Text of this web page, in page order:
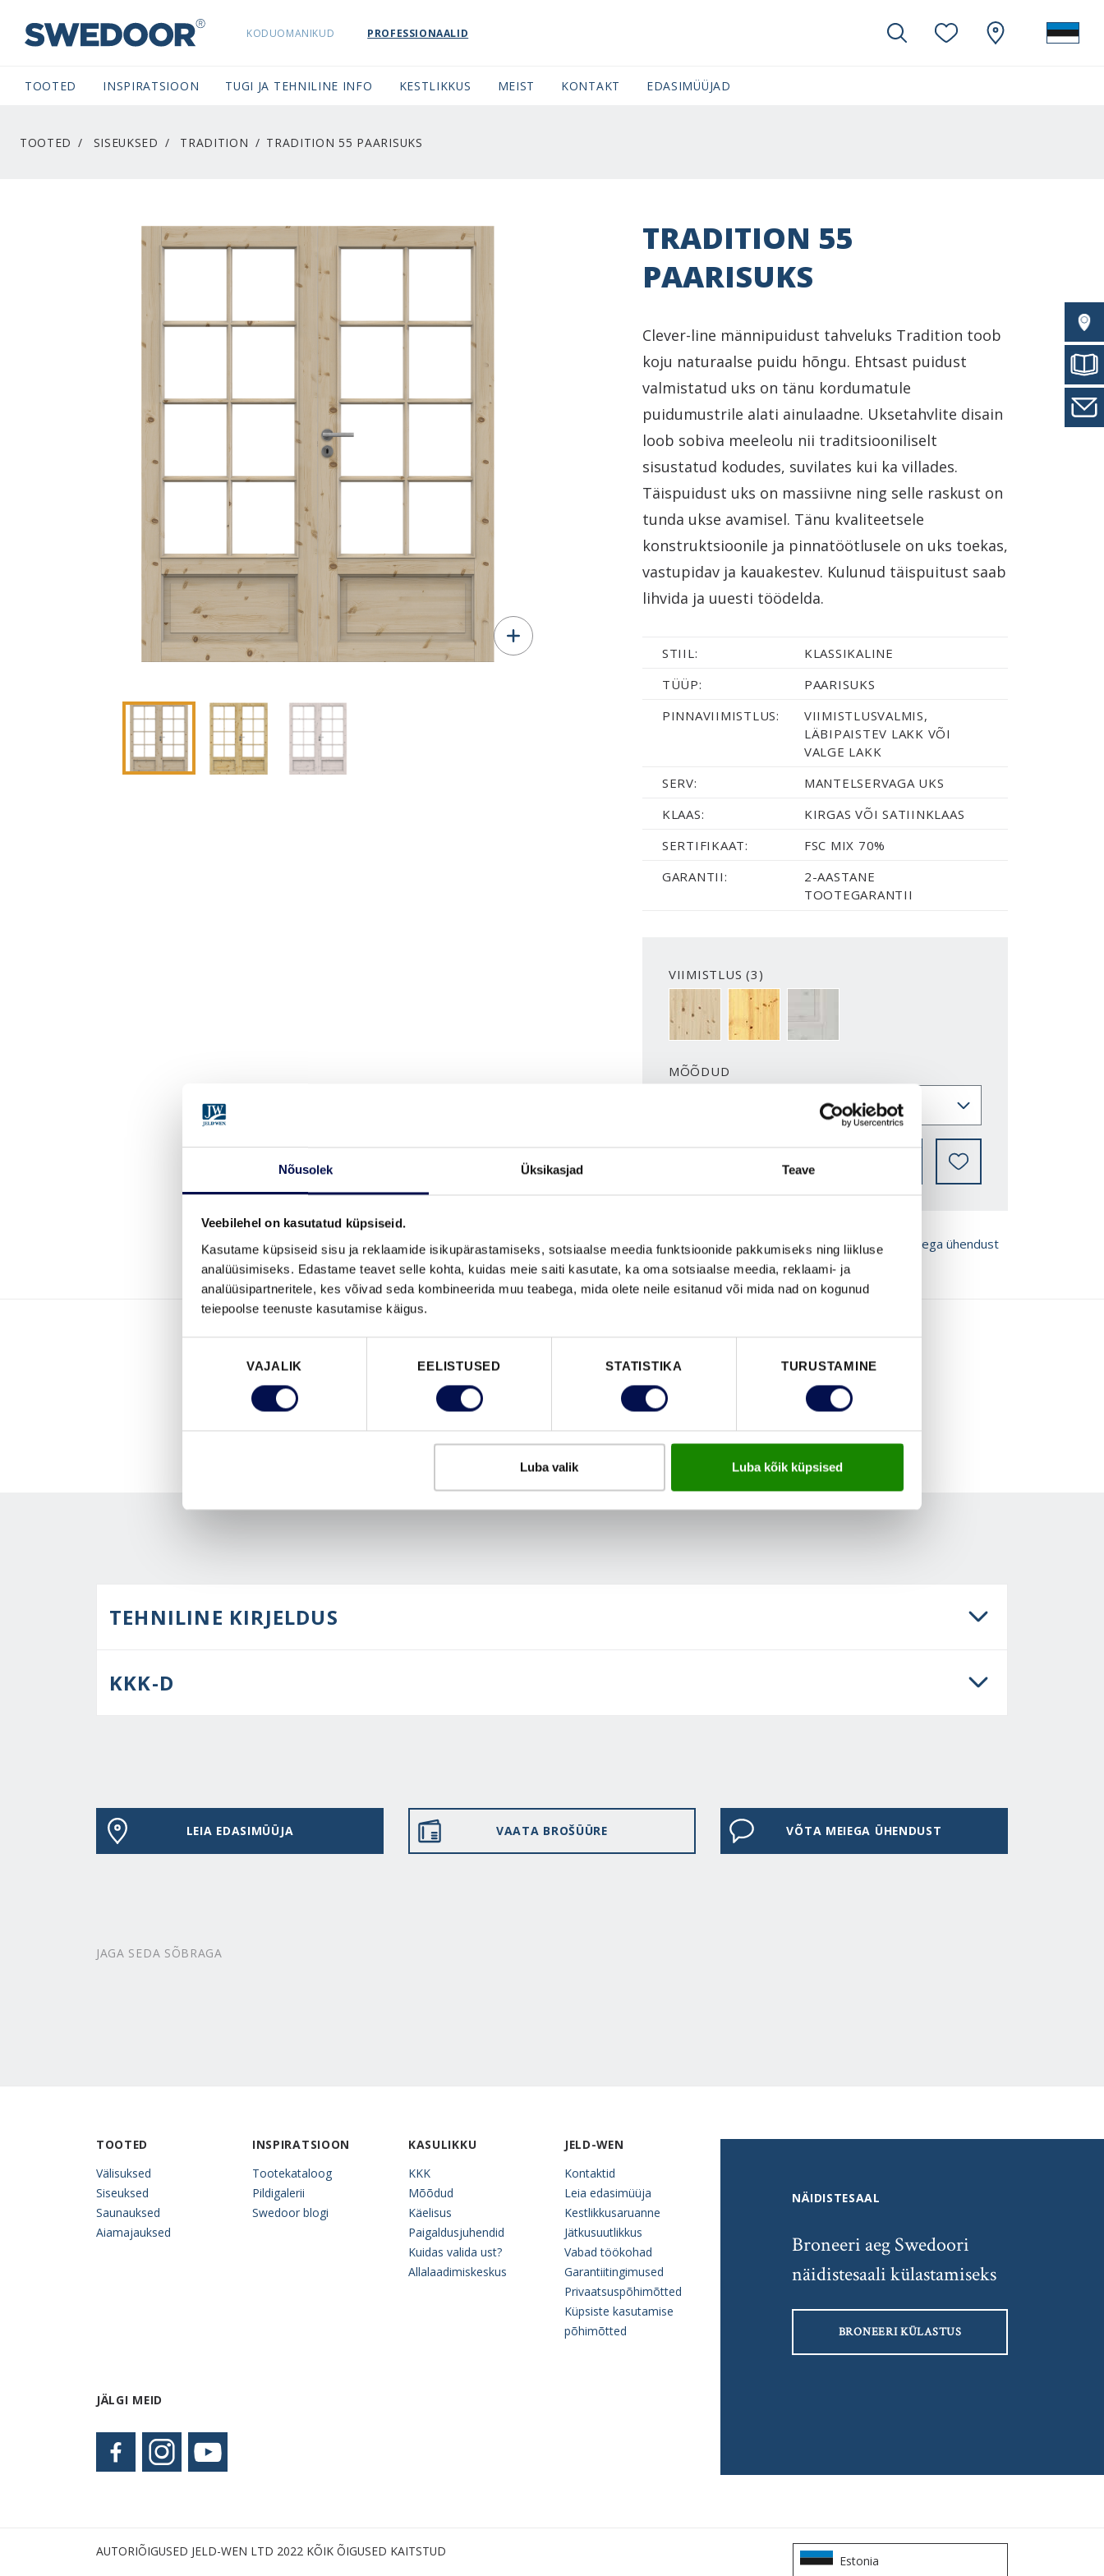
Nõusolek Üksikasjad Teave
Veebilehel on kasutatud küpsiseid.
Kasutame küpsiseid sisu ja reklaamide isikupärastamiseks, sotsiaalse meedia funktsioonide pakkumiseks ning liikluse
analüüsimiseks. Edastame teavet selle kohta, kuidas meie saiti kasutate, ka oma sotsiaalse meedia, reklaami- ja
analüüsipartneritele, kes võivad seda kombineerida muu teabega, mida olete neile esitanud või mida nad on kogunud
teiepoolse teenuste kasutamise käigus.
VAJALIK EELISTUSED STATISTIKA TURUSTAMINE
Luba valik Luba kõik küpsised
SWEDOORESTONIA NAVIGATION
KODUOMANIKUD PROFESSIONAALID
TOOTED INSPIRATSIOON TUGI JA TEHNILINE INFO KESTLIKKUS MEIST KONTAKT EDASIMÜÜJAD
TOOTED SISEUKSED TRADITION TRADITION 55 PAARISUKS
TRADITION 55
PAARISUKS
Clever-line männipuidust tahveluks Tradition toob
koju naturaalse puidu hõngu. Ehtsast puidust
valmistatud uks on tänu kordumatule
puidumustrile alati ainulaadne. Uksetahvlite disain
loob sobiva meeleolu nii traditsiooniliselt
sisustatud kodudes, suvilates kui ka villades.
Täispuidust uks on massiivne ning selle raskust on
tunda ukse avamisel. Tänu kvaliteetsele
konstruktsioonile ja pinnatöötlusele on uks toekas,
vastupidav ja kauakestev. Kulunud täispuitust saab
lihvida ja uuesti töödelda.
STIIL:
KLASSIKALINE
TÜÜP:
PAARISUKS
PINNAVIIMISTLUS:
VIIMISTLUSVALMIS,
LÄBIPAISTEV LAKK VÕI
VALGE LAKK
SERV:
MANTELSERVAGA UKS
KLAAS:
KIRGAS VÕI SATIINKLAAS
SERTIFIKAAT:
FSC MIX 70%
GARANTII:
2-AASTANE
TOOTEGARANTII
VIIMISTLUS (3)
VIIMISTLUSVALMIS
LAKITUD
MÕÕDUD
VAATA BROŠÜÜRE Võta meiega ühendust
TEHNILINE KIRJELDUS
KKK-D
LEIA EDASIMÜÜJA VAATA BROŠÜÜRE VÕTA MEIEGA ÜHENDUST
JAGA SEDA SÕBRAGA
TOOTED
Välisuksed
Siseuksed
Saunauksed
Aiamajauksed
INSPIRATSIOON
Tootekataloog
Pildigalerii
Swedoor blogi
KASULIKKU
KKK
Mõõdud
Käelisus
Paigaldusjuhendid
Kuidas valida ust?
Allalaadimiskeskus
JELD-WEN
Kontaktid
Leia edasimüüja
Kestlikkusaruanne
Jätkusuutlikkus
Vabad töökohad
Garantiitingimused
Privaatsuspõhimõtted
Küpsiste kasutamise
põhimõtted
JÄLGI MEID
NÄIDISTESAAL
Broneeri aeg Swedoori
näidistesaali külastamiseks
BRONEERI KÜLASTUS
AUTORIÕIGUSED JELD-WEN LTD 2022 KÕIK ÕIGUSED KAITSTUD
Estonia